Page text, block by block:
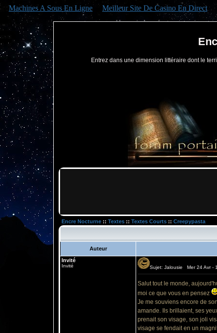
Machines A Sous En Ligne Meilleur Site De Casino En Direct
Entrez dans une dimension littéraire dont le
Encre Nocturne :: Textes :: Textes Courts :: Creepypasta
Auteur
Invité
Invité Sujet: Jalousie Mer 24 Avr -
Salut tout le monde,
moi ce que vous en pensez
Je me souviens encore de
amande. Ils brillaient, ses
prenait son visage, son joli
visage se fendait en un